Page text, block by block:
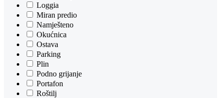
Loggia
Miran predio
Namješteno
Okućnica
Ostava
Parking
Plin
Podno grijanje
Portafon
Roštilj